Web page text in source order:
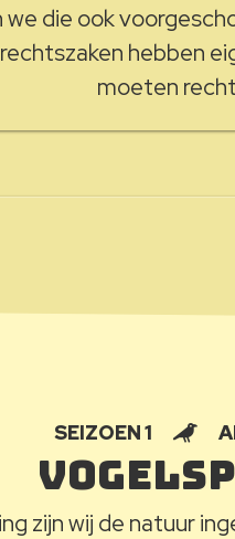
we die ook
hebben
moeten
SEIZOEN 1
zijn wij de natuur